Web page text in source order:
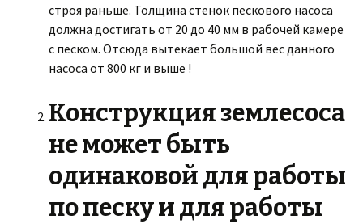
строя раньше. Толщина стенок пескового насоса
должна достигать от 20 до 40 мм в рабочей камере
с песком. Отсюда вытекает большой вес данного
насоса от 800 кг и выше !
Конструкция землесоса
не может быть
одинаковой для работы
по песку и для работы